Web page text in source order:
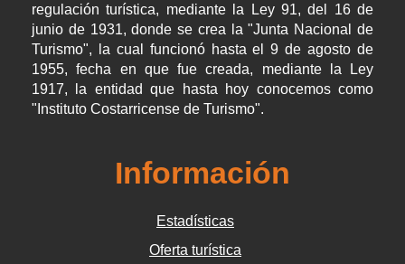
regulación turística, mediante la Ley 91, del 16 de
junio de 1931, donde se crea la "Junta Nacional de
Turismo", la cual funcionó hasta el 9 de agosto de
1955, fecha en que fue creada, mediante la Ley
1917, la entidad que hasta hoy conocemos como
"Instituto Costarricense de Turismo".
Información
Estadísticas
Oferta turística